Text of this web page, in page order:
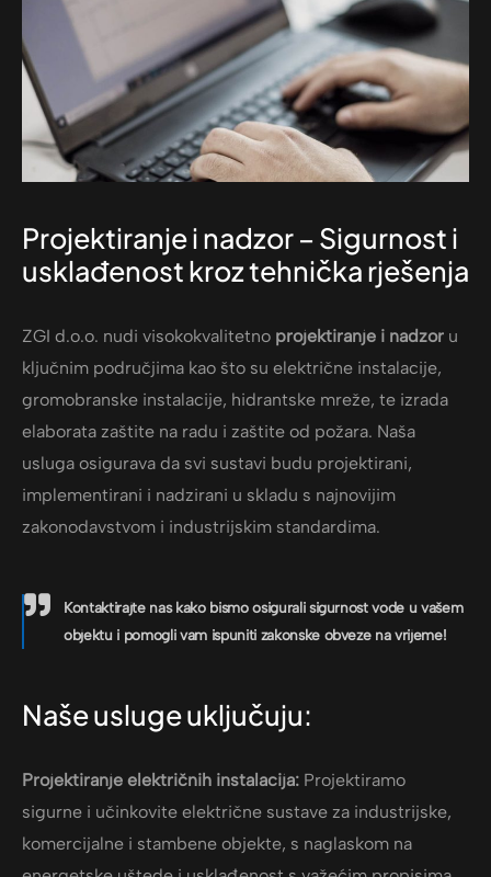
Projektiranje i nadzor – Sigurnost i
usklađenost kroz tehnička rješenja
ZGI d.o.o. nudi visokokvalitetno projektiranje i nadzor u
ključnim područjima kao što su električne instalacije,
gromobranske instalacije, hidrantske mreže, te izrada
elaborata zaštite na radu i zaštite od požara. Naša
usluga osigurava da svi sustavi budu projektirani,
implementirani i nadzirani u skladu s najnovijim
zakonodavstvom i industrijskim standardima.
Kontaktirajte nas kako bismo osigurali sigurnost vode u vašem
objektu i pomogli vam ispuniti zakonske obveze na vrijeme!
Naše usluge uključuju:
Projektiranje električnih instalacija: Projektiramo
sigurne i učinkovite električne sustave za industrijske,
komercijalne i stambene objekte, s naglaskom na